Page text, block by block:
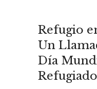
Refugio
Un
Día
Refugiado